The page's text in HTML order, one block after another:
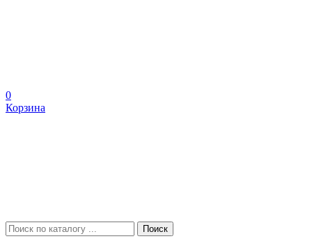
0
Корзина
Поиск